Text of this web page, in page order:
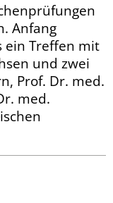
Anfang
ein Treffen mit
und zwei
Prof. Dr. med.
med.